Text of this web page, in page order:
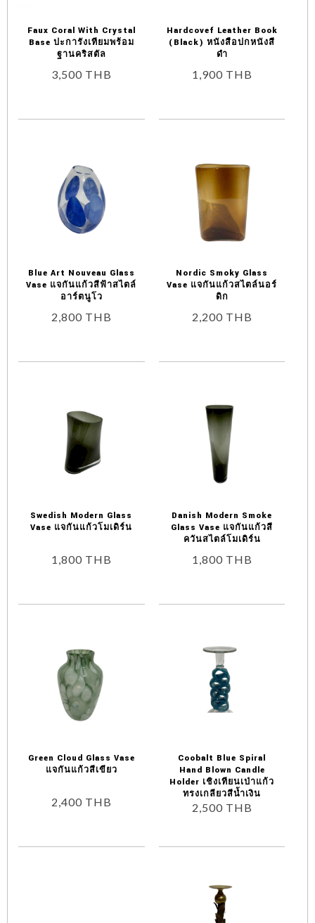
Faux Coral With Crystal
Base ปะการังเทียมพร้อม
ฐานคริสตัล
3,500 THB
Hardcovef Leather Book
(Black) หนังสือปกหนังสี
ดำ
1,900 THB
Blue Art Nouveau Glass
Vase แจกันแก้วสีฟ้าสไตล์
อาร์ตนูโว
2,800 THB
Nordic Smoky Glass
Vase แจกันแก้วสไตล์นอร์
ดิก
2,200 THB
Swedish Modern Glass
Vase แจกันแก้วโมเดิร์น
1,800 THB
Danish Modern Smoke
Glass Vase แจกันแก้วสี
ควันสไตล์โมเดิร์น
1,800 THB
Green Cloud Glass Vase
แจกันแก้วสีเขียว
2,400 THB
Coobalt Blue Spiral
Hand Blown Candle
Holder เชิงเทียนเป่าแก้ว
ทรงเกลียวสีน้ำเงิน
2,500 THB